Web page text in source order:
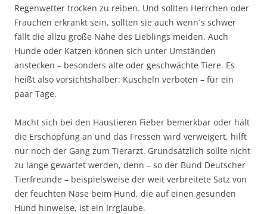
Regenwetter trocken zu reiben. Und sollten Herrchen oder
Frauchen erkrankt sein, sollten sie auch wenn´s schwer
fällt die allzu große Nähe des Lieblings meiden. Auch
Hunde oder Katzen können sich unter Umständen
anstecken – besonders alte oder geschwächte Tiere. Es
heißt also vorsichtshalber: Kuscheln verboten – für ein
paar Tage.
Macht sich bei den Haustieren Fieber bemerkbar oder hält
die Erschöpfung an und das Fressen wird verweigert, hilft
nur noch der Gang zum Tierarzt. Grundsätzlich sollte nicht
zu lange gewartet werden, denn – so der Bund Deutscher
Tierfreunde – beispielsweise der weit verbreitete Satz von
der feuchten Nase beim Hund, die auf einen gesunden
Hund hinweise, ist ein Irrglaube.